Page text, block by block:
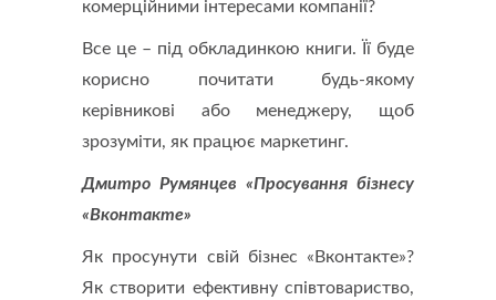
комерційними інтересами компанії?
Все це – під обкладинкою книги. Її буде
корисно почитати будь-якому
керівникові або менеджеру, щоб
зрозуміти, як працює маркетинг.
Дмитро Румянцев «Просування бізнесу
«Вконтакте»
Як просунути свій бізнес «Вконтакте»?
Як створити ефективну співтовариство,